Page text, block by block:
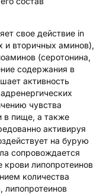
свое действие in
и вторичных аминов),
(серотонина,
содержания в
активность
чувства
в пище, а также
активируя
на бурую
сопровождается
крови липопротеинов
количества
липопротеинов